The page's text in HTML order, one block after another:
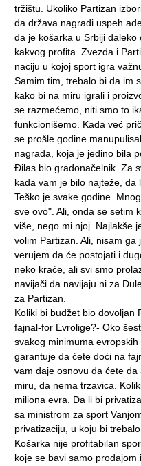
tržištu. Ukoliko Partizan
da država nagradi uspeh
da je košarka u Srbiji
kakvog profita. Zvezda i
naciju u kojoj sport igra
Samim tim, trebalo bi da im
kako bi na miru igrali i
se razmećemo, niti smo to
funkcionišemo. Kada već
se prošle godine
nagrada, koja je jedino bila
Đilas bio gradonačelnik. Za
kada vam je bilo najteže, da
Teško je svake godine.
sve ovo". Ali, onda se setim
više, nego mi njoj. Najlakše
volim Partizan. Ali, nisam
verujem da će postojati i
neko kraće, ali svi smo
navijači da navijaju ni za
za Partizan.
Koliki bi budžet bio dovoljan
fajnal-for Evrolige?- Oko
svakog minimuma
garantuje da ćete doći na
vam daje osnovu da ćete
miru, da nema trzavica.
miliona evra. Da li bi
sa ministrom za sport
privatizaciju, u koju bi
Košarka nije profitabilan
koje se bavi samo